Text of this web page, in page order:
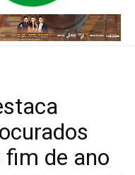
de ano